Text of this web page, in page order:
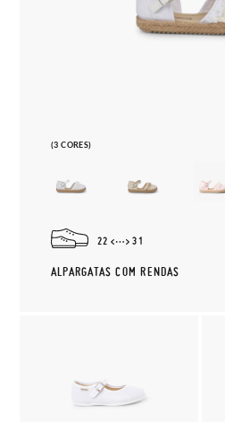
(3 CORES)
22 31
ALPARGATAS COM RENDAS